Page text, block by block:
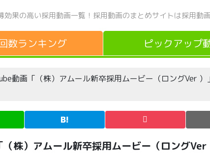
効果の高い採用動画一覧！ 採用動画のまとめサイトは採用動
数ランキング ピックアップ
動画「（株）アムール新卒採用ムービー（ロングVer
（株）アムール新卒採用ムービー（ロング